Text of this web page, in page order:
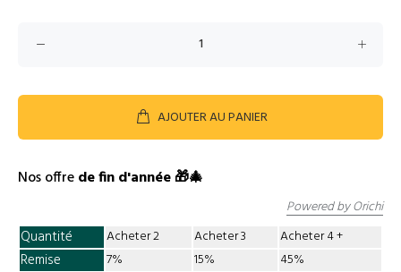
AJOUTER AU PANIER
Nos offrede fin d'année 🎁🎄
Powered by Orichi
Quantité Acheter 2 Acheter 3 Acheter 4
Remise 7% 15%
45%